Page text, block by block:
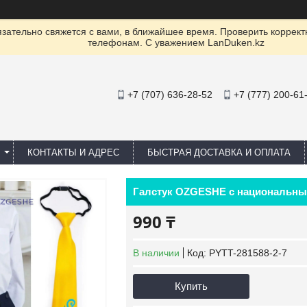
свяжется с вами, в ближайшее время. Проверить
телефонам. С уважением LanDuken.kz
+7 (707) 636-28-52 +7 (777) 200-
КОНТАКТЫ И АДРЕС БЫСТРАЯ ДОСТАВКА И ОПЛАТА
Галстук OZGESHE с
990 ₸
В наличии Код: PYTT-281588-2-7
Купить